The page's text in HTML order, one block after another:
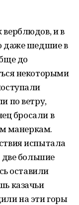
и в
даже шедшие в
до
некоторыми
по ветру,
бросали в
манеркам.
испытала
две большие
оставили
казачьи
на эти горы